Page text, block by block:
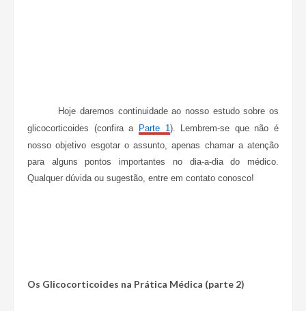
Hoje daremos continuidade ao nosso estudo sobre os
glicocorticoides (confira a Parte 1). Lembrem-se que não é
nosso objetivo esgotar o assunto, apenas chamar a atenção
para alguns pontos importantes no dia-a-dia do médico.
Qualquer dúvida ou sugestão, entre em contato conosco!
Os Glicocorticoides na Prática Médica (parte 2)